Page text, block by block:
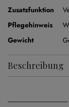
Zusatzfunktion
Pflegehinweis
Gewicht
Beschreibung